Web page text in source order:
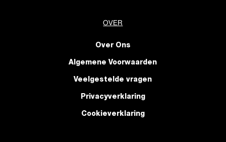
OVER
Over Ons
Algemene Voorwaarden
Veelgestelde vragen
Privacyverklaring
Cookieverklaring